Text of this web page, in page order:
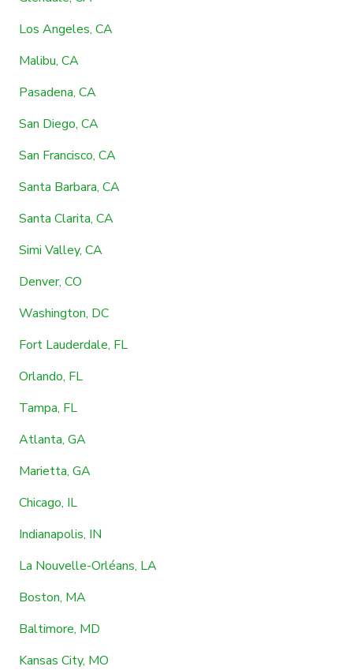
Los Angeles, CA
Malibu, CA
Pasadena, CA
San Diego, CA
San Francisco, CA
Santa Barbara, CA
Santa Clarita, CA
Simi Valley, CA
Denver, CO
Washington, DC
Fort Lauderdale, FL
Orlando, FL
Tampa, FL
Atlanta, GA
Marietta, GA
Chicago, IL
Indianapolis, IN
La Nouvelle-Orléans, LA
Boston, MA
Baltimore, MD
Kansas City, MO